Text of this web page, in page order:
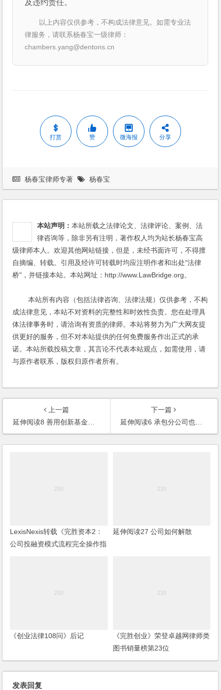
及违约责任。
以上内容仅供参考，不构成法律意见。如需专业法
律服务，请联系杨春宝一级律师：
chambers.yang@dentons.cn
打赏 赞 微海报 分享
杨春宝律师专著 杨春宝
本站声明：本站所载之法律论文、法律评论、案例、法
律咨询等，除非另有注明，著作权人均为站长杨春宝高
级律师本人。欢迎其他网站链接，但是，未经书面许可，不得擅
自摘编、转载。引用及经许可转载时均应注明作者和出处"法律
桥"，并链接本站。本站网址：http://www.LawBridge.org。
本站所有内容（包括法律咨询、法律法规）仅供参考，不构
成法律意见，本站不对资料的完整性和时效性负责。您在处理具
体法律事务时，请洽询有资质的律师。本站将努力为广大网友提
供更好的服务，但不对本站提供的任何免费服务作出正式的承
诺。本站所载投稿文章，其言论不代表本站观点，如需使用，请
与原作者联系，版权归原作者所有。
上一篇
延伸阅读8 善用创新基金，为创业增加动力
下一篇
延伸阅读6 承包分公司也能创业
LexisNexis转载《完胜资本2：
公司投融资模式流程完全操作指
延伸阅读27 公司如何解散
《创业法律108问》后记
《完胜创业》荣登卓越网律师类
图书销量榜第23位
发表回复